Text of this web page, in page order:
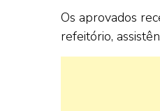
Os aprovados
refeitório,